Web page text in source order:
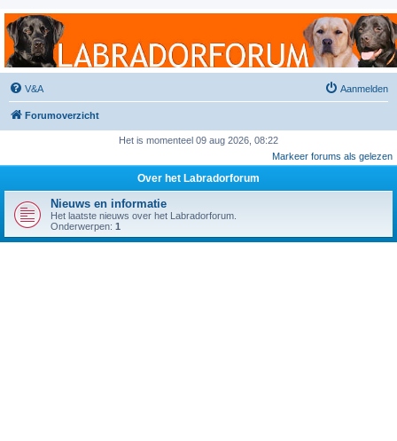
Labradorforum
Het gezelligste Labradorforum van Nederland en België!
V&A Aanmelden
Forumoverzicht
Het is momenteel 09 aug 2026, 08:22
Markeer forums als gelezen
Over het Labradorforum
Nieuws en informatie
Het laatste nieuws over het Labradorforum.
Onderwerpen: 1